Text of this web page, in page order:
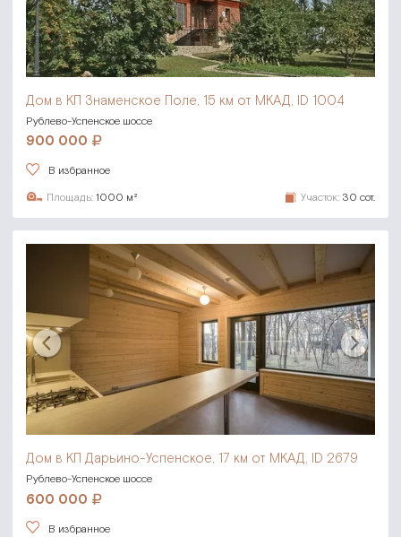
Дом в КП Знаменское Поле, 15 км от МКАД, ID 1004
Рублево-Успенское шоссе
900 000
В избранное
Площадь: 1000 м² Участок: 30 сот.
Дом в КП Дарьино-Успенское, 17 км от МКАД, ID 2679
Рублево-Успенское шоссе
600 000
В избранное